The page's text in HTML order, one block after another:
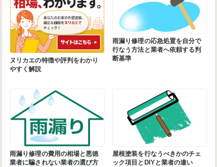
ヌリカエの特徴や評判をわかり
やすく解説
雨漏り修理の応急処置を自分で
行なう方法と業者へ依頼する判
断基準
雨漏り修理の費用の相場と悪徳
業者に騙されない業者の選び方
屋根塗装を行なうべきかのチェ
ック項目とDIYと業者の違い